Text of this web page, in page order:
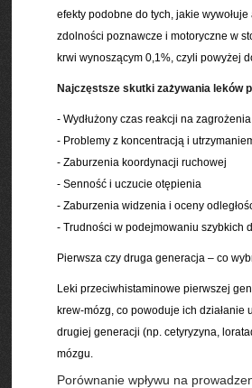
efekty podobne do tych, jakie
zdolności poznawcze i motoryczne w
krwi wynoszącym 0,1%, czyli powyżej
Najczęstsze skutki zażywania leków
- Wydłużony czas reakcji na zagrożenia
- Problemy z koncentracją i
- Zaburzenia koordynacji ruchowej
- Senność i uczucie otępienia
- Zaburzenia widzenia i oceny
- Trudności w podejmowaniu szybkich
Pierwsza czy druga generacja – co
Leki przeciwhistaminowe pierwszej
krew-mózg, co powoduje ich działanie
drugiej generacji (np. cetyryzyna,
mózgu.
Porównanie wpływu na